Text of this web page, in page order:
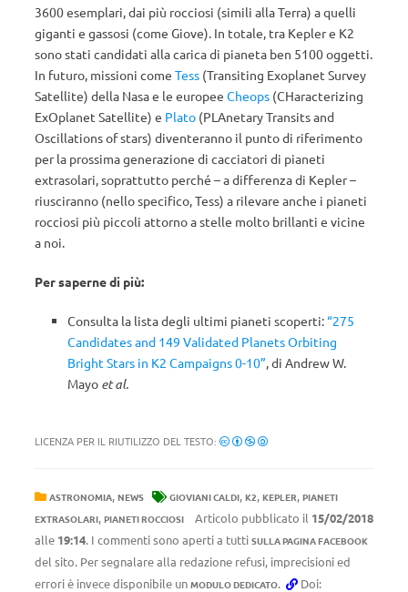
3600 esemplari, dai più rocciosi (simili alla Terra) a quelli
giganti e gassosi (come Giove). In totale, tra Kepler e K2
sono stati candidati alla carica di pianeta ben 5100 oggetti.
In futuro, missioni come Tess (Transiting Exoplanet Survey
Satellite) della Nasa e le europee Cheops (CHaracterizing
ExOplanet Satellite) e Plato (PLAnetary Transits and
Oscillations of stars) diventeranno il punto di riferimento
per la prossima generazione di cacciatori di pianeti
extrasolari, soprattutto perché – a differenza di Kepler –
riusciranno (nello specifico, Tess) a rilevare anche i pianeti
rocciosi più piccoli attorno a stelle molto brillanti e vicine
a noi.
Per saperne di più:
Consulta la lista degli ultimi pianeti scoperti:“275
Candidates and 149 Validated Planets Orbiting
Bright Stars in K2 Campaigns 0-10”, di Andrew W.
Mayo et al.
LICENZA PER IL RIUTILIZZO DEL TESTO:
ASTRONOMIA, NEWS GIOVIANI CALDI, K2, KEPLER, PIANETI
EXTRASOLARI, PIANETI ROCCIOSI Articolo pubblicato il 15/02/2018
alle 19:14. I commenti sono aperti a tutti SULLA PAGINA FACEBOOK
del sito. Per segnalare alla redazione refusi, imprecisioni ed
errori è invece disponibile un MODULO DEDICATO. Doi: